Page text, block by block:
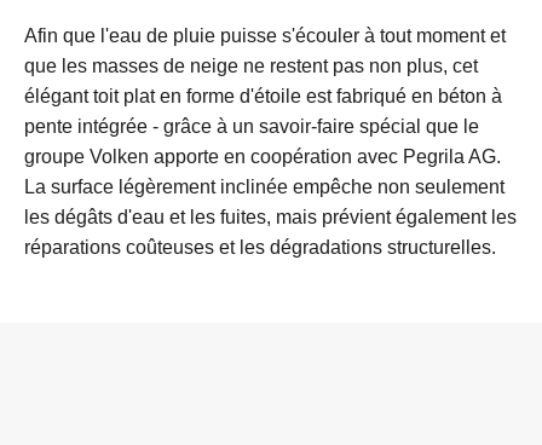
Afin que l'eau de pluie puisse s'écouler à tout moment et
que les masses de neige ne restent pas non plus, cet
élégant toit plat en forme d'étoile est fabriqué en béton à
pente intégrée - grâce à un savoir-faire spécial que le
groupe Volken apporte en coopération avec Pegrila AG.
La surface légèrement inclinée empêche non seulement
les dégâts d'eau et les fuites, mais prévient également les
réparations coûteuses et les dégradations structurelles.